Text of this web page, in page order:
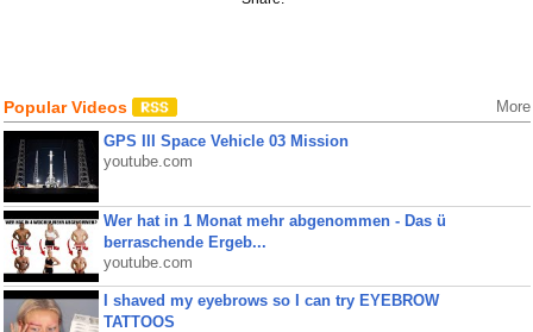
Popular Videos More
GPS III Space Vehicle 03 Mission
youtube.com
Wer hat in 1 Monat mehr abgenommen - Das ü
berraschende Ergeb...
youtube.com
I shaved my eyebrows so I can try EYEBROW
TATTOOS